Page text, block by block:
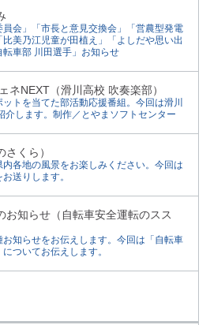
員会」「市長と意見交換会」「営農型発電
美乃江児童が田植え」「よしだや思い出
車部 川田選手」お知らせ
ネNEXT（滑川高校 吹奏楽部）
トを当てた部活動応援番組。今回は滑川
介します。制作／とやまソフトセンター
くら）
内各地の風景をお楽しみください。今回は
送りします。
お知らせ（自転車安全運転のスス
知らせをお伝えします。今回は「自転車
ついてお伝えします。